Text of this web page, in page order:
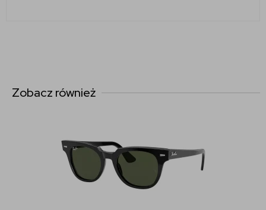
Zobacz również